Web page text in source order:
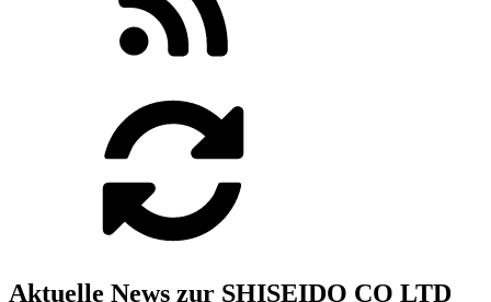
Aktuelle News zur SHISEIDO CO LTD